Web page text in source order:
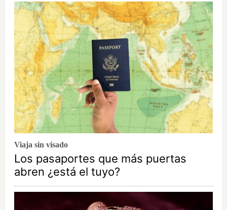
Viaja sin visado
Los pasaportes que más puertas
abren ¿está el tuyo?